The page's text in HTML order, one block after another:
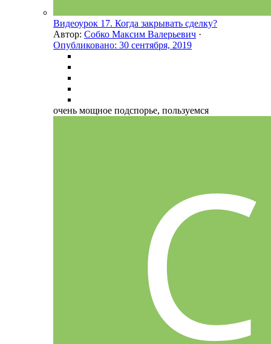
Видеоурок 17. Когда закрывать сделку?
Автор: Собко Максим Валерьевич ·
Опубликовано: 30 сентября, 2019
очень мощное подспорье, пользуемся